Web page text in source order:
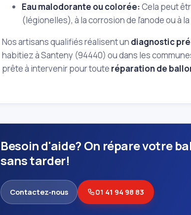
Eau malodorante ou colorée:Cela peut
(légionelles), à la corrosion de l'anode ou à
Nos artisans qualifiés réalisent un diagnostic
habitiez à Santeny (94440) ou dans les
prête à intervenir pour toute réparation de
Besoin d'aide? On répare votre
sans tarder!
Contactez‑nous 01 41 94 98 83